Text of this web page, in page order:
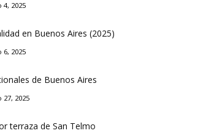
2025
en Buenos Aires (2025)
2025
de Buenos Aires
2025
terraza de San Telmo